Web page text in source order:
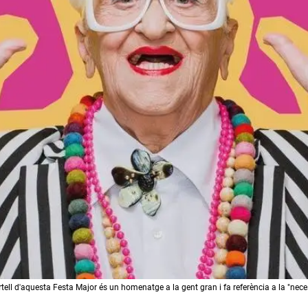
d'aquesta Festa Major és un homenatge a la gent gran i fa referència a la